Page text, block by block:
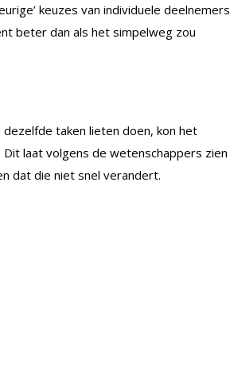
keuzes van individuele deelnemers
beter dan als het simpelweg zou
taken lieten doen, kon het
laat volgens de wetenschappers zien
dat die niet snel verandert.